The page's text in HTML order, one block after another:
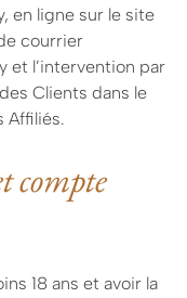
en ligne sur le site
courrier
et l’intervention par
Clients dans le
Affiliés.
compte
18 ans et avoir la